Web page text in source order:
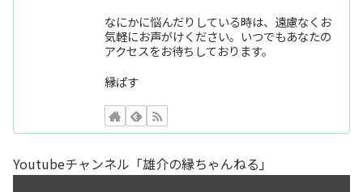
なにかに悩んだりしている時は、遠慮なくお
気軽にお声がけください。いつでもあなたの
アクセスをお待ちしております。
縁ぱす
Youtubeチャンネル「雄介の縁ちゃんねる」